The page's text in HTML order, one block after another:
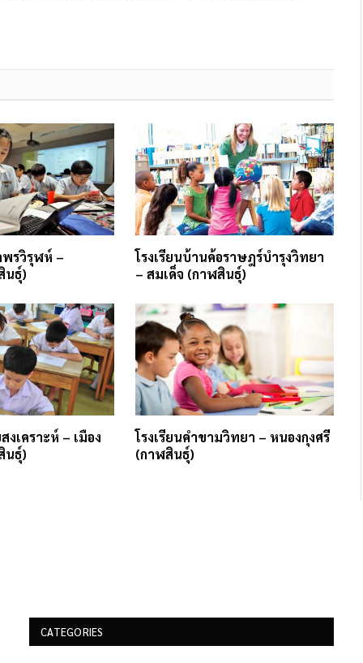
พรวิรุฬห์ –
นธุ์)
โรงเรียนบ้านค้อราษฎร์บำรุงวิทยา
– สมเด็จ (กาฬสินธุ์)
งเคราะห์ – เมือง
นธุ์)
โรงเรียนคำขามวิทยา – หนองกุงศรี
(กาฬสินธุ์)
CATEGORIES